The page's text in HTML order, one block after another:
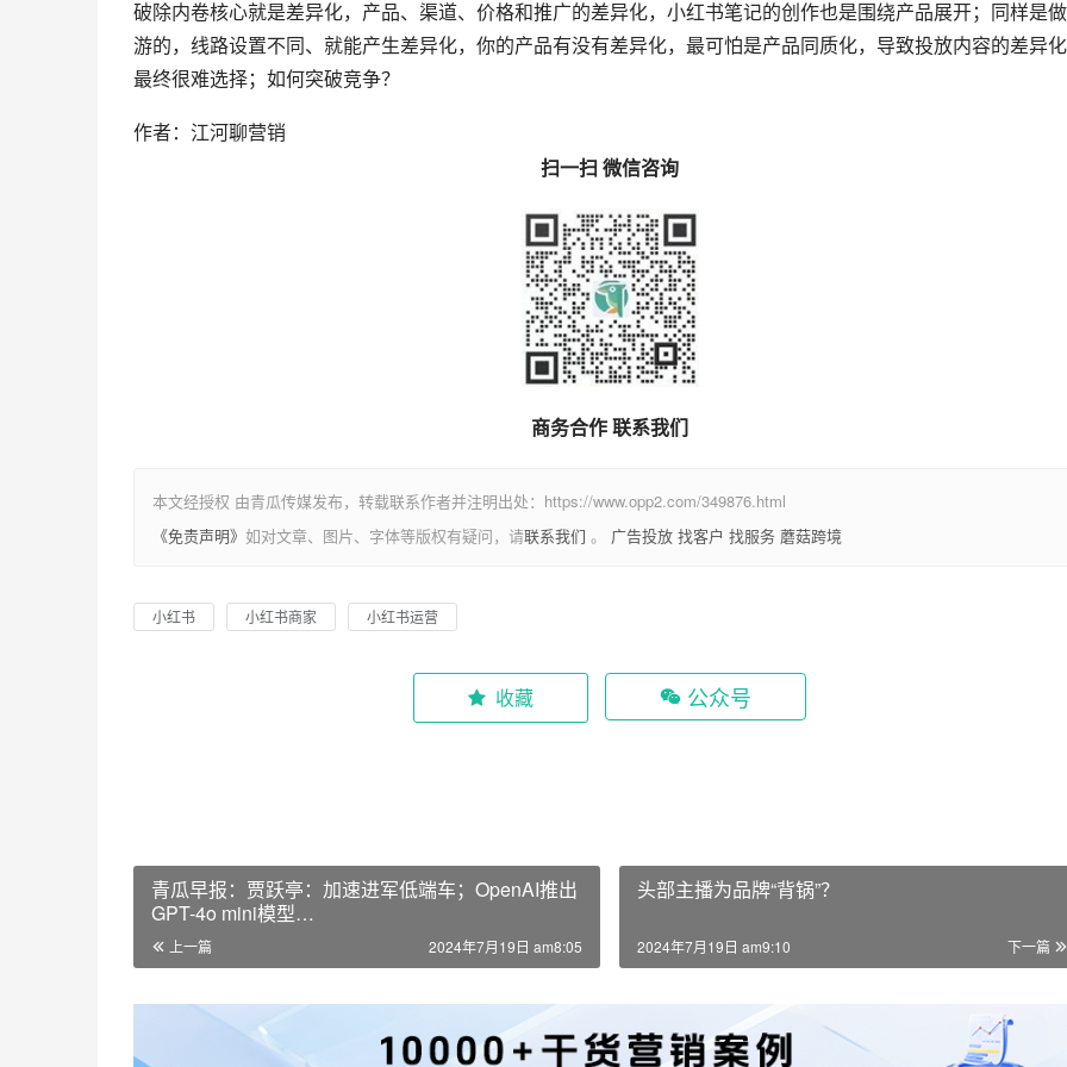
破除内卷核心就是差异化，产品、渠道、价格和推广的差异化，小红书笔记的创作也是围绕产品展开；同样是
游的，线路设置不同、就能产生差异化，你的产品有没有差异化，最可怕是产品同质化，导致投放内容的差异
最终很难选择；‍‍‍‍‍‍‍‍‍‍‍‍‍‍‍‍‍‍‍如何突破竞争？
作者：江河聊营销
扫一扫 微信咨询
商务合作 联系我们
本文经授权 由青瓜传媒发布，转载联系作者并注明出处：https://www.opp2.com/349876.html
《免责声明》 如对文章、图片、字体等版权有疑问，请联系我们 。 广告投放 找客户 找服务 蘑菇跨境
小红书 小红书商家 小红书运营
收藏 公众号
青瓜早报：贾跃亭：加速进军低端车；OpenAI推出
GPT-4o mini模型…
上一篇 2024年7月19日 am8:05
头部主播为品牌“背锅”？
下一篇
2024年7月19日 am9:10